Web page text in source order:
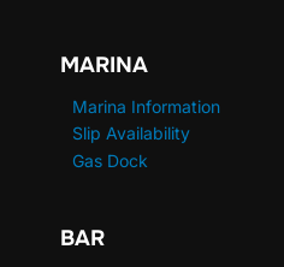
MARINA
Marina Information
Slip Availability
Gas Dock
BAR